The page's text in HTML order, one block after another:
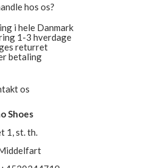
hos os?
i hele Danmark
1-3 hverdage
returret
betaling
os
Shoes
1, st. th.